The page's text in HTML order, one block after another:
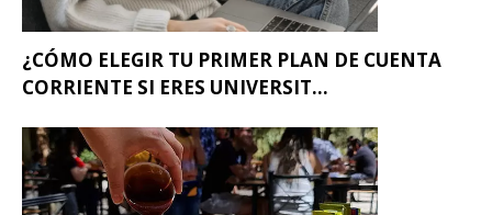
¿CÓMO ELEGIR TU PRIMER PLAN DE CUENTA
CORRIENTE SI ERES UNIVERSIT...